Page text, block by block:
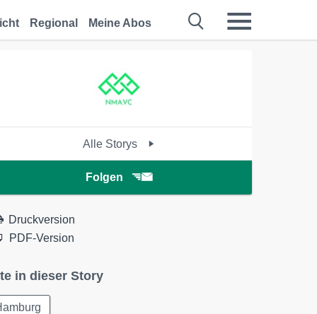
Regional Meine Abos
Alle Storys
Folgen
Druckversion
PDF-Version
in dieser Story